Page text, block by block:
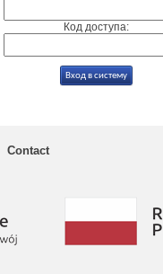
Код доступа:
Contact